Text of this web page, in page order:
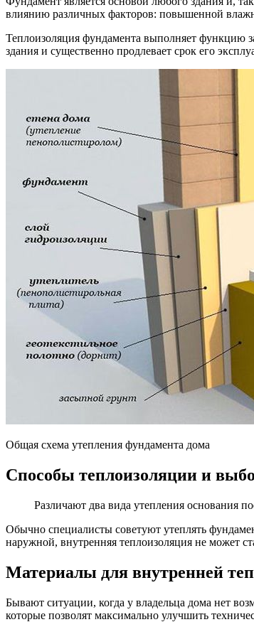
влиянию различных факторов: повышенной
Теплоизоляция фундамента выполняет функцию
здания и существенно продлевает срок его
Общая схема утепления фундамента дома
Способы теплоизоляции и
Различают два вида утепления основания
Обычно специалисты советуют утеплять
наружной, внутренняя теплоизоляция не может
Материалы для внутренней
Бывают ситуации, когда у владельца дома нет
которые позволят максимально улучшить